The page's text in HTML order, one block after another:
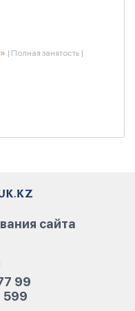
| Полная занятость |
99
599
сайта